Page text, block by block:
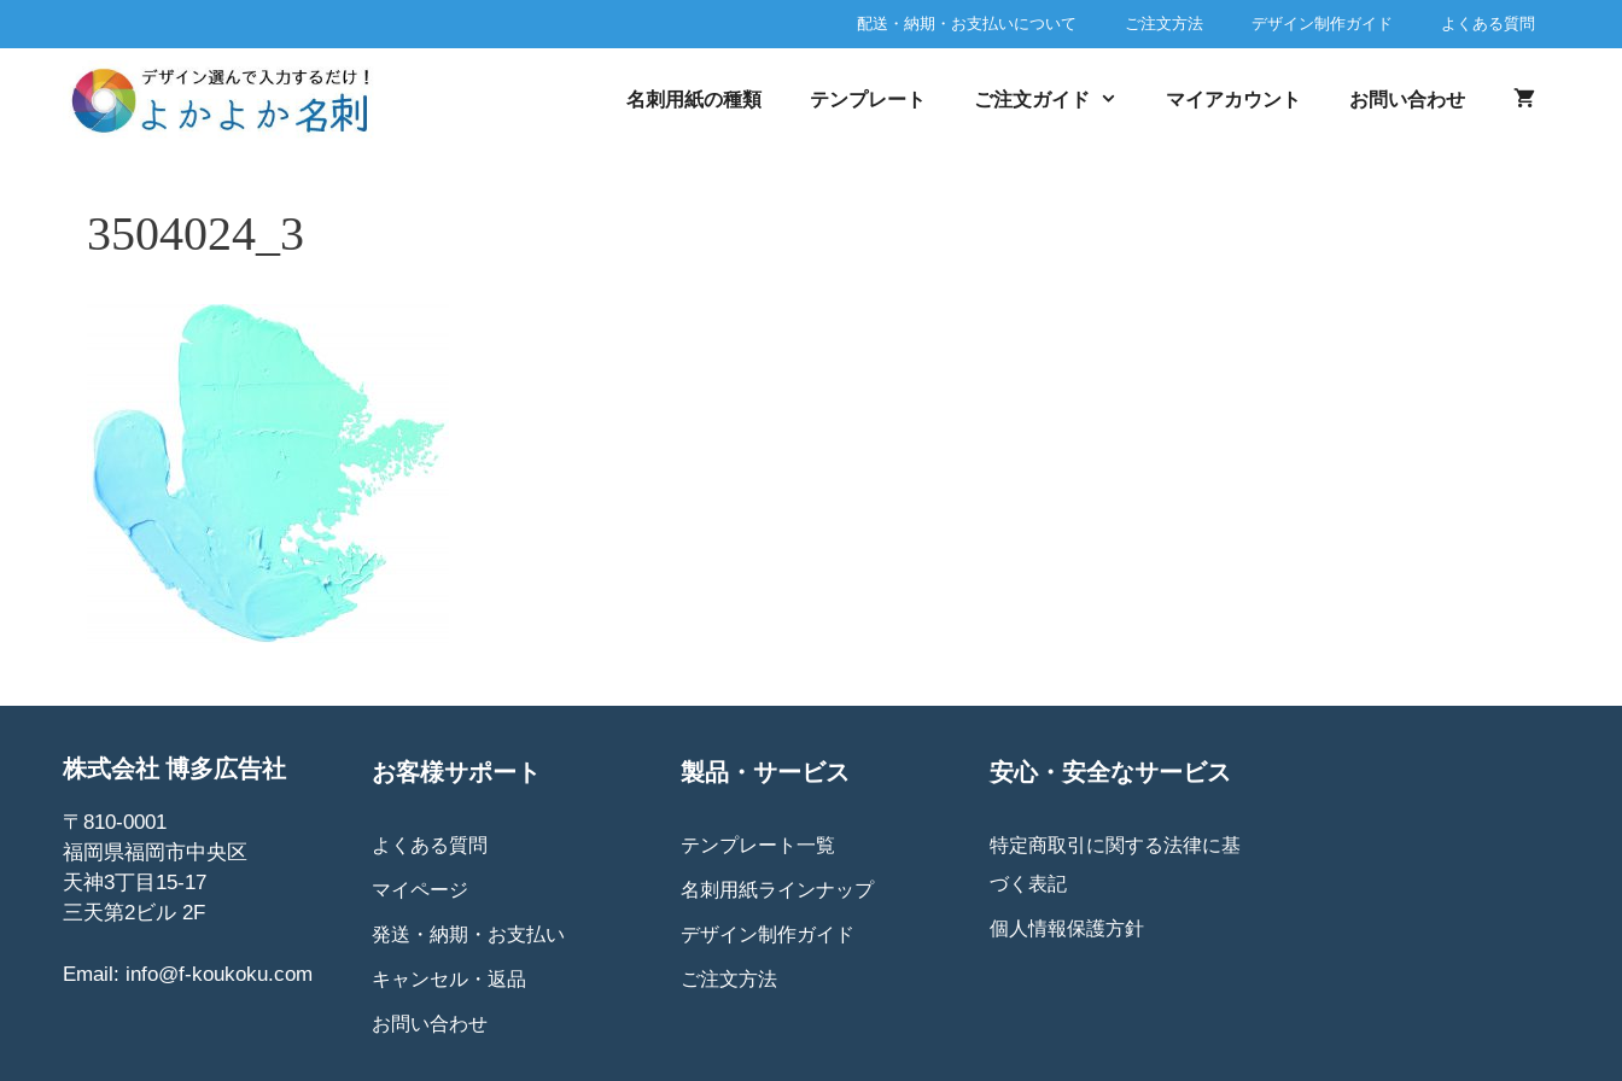
ン
配送・納期・お支払いについて ご注文方法 デザイン制作ガイド よくある質問
名刺用紙の種類 テンプレート ご注文ガイド マイアカウント お問い合わせ
3504024_3
株式会社 博多広告社
〒810-0001
福岡県福岡市中央区
天神3丁目15-17
三天第2ビル 2F
Email: info@f-koukoku.com
お客様サポート
よくある質問
マイページ
発送・納期・お支払い
キャンセル・返品
お問い合わせ
製品・サービス
テンプレート一覧
名刺用紙ラインナップ
デザイン制作ガイド
ご注文方法
安心・安全なサービス
特定商取引に関する法律に基
づく表記
個人情報保護方針